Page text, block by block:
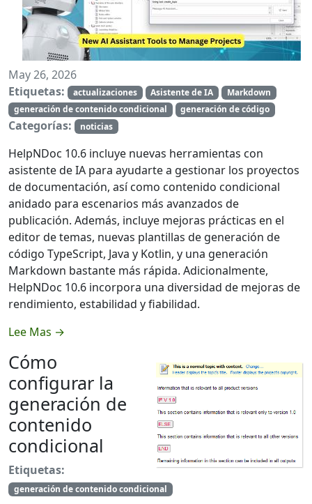
May 26, 2026
Etiquetas:
actualizaciones Asistente de IA
Markdown
generación de contenido condicional
generación de código
Categorías: noticias
HelpNDoc 10.6 incluye nuevas herramientas con
asistente de IA para ayudarte a gestionar los proyectos
de documentación, así como contenido condicional
anidado para escenarios más avanzados de
publicación. Además, incluye mejoras prácticas en el
editor de temas, nuevas plantillas de generación de
código TypeScript, Java y Kotlin, y una generación
Markdown bastante más rápida. Adicionalmente,
HelpNDoc 10.6 incorpora una diversidad de mejoras de
rendimiento, estabilidad y fiabilidad.
Lee Mas →
Cómo
configurar la
generación de
contenido
condicional
Etiquetas:
generación de contenido condicional